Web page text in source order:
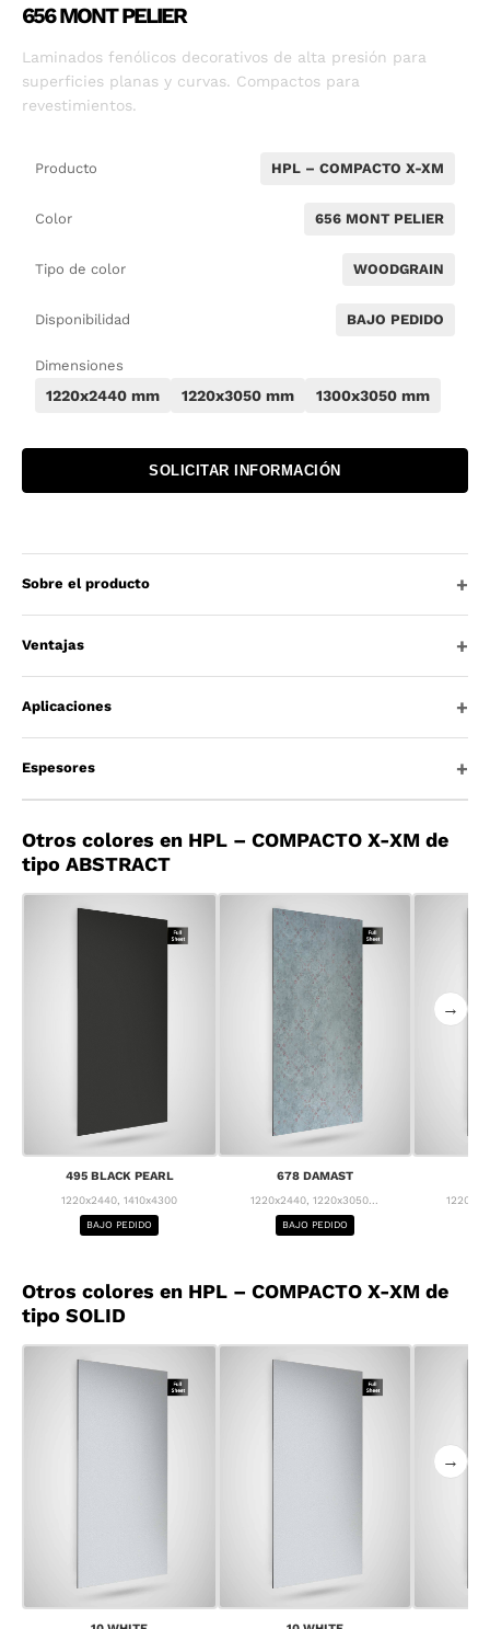
656 MONT PELIER
Laminados fenólicos decorativos de alta presión para
superficies planas y curvas. Compactos para
revestimientos.
Producto HPL – COMPACTO X-XM
Color 656 MONT PELIER
Tipo de color WOODGRAIN
Disponibilidad BAJO PEDIDO
Dimensiones
1220x2440 mm 1220x3050 mm 1300x3050 mm
SOLICITAR INFORMACIÓN
Sobre el producto
Ventajas
Aplicaciones
Espesores
Otros colores en HPL – COMPACTO X-XM de
tipo ABSTRACT
495 BLACK PEARL
1220x2440, 1410x4300
BAJO PEDIDO
678 DAMAST
1220x2440, 1220x3050...
BAJO PEDIDO
→
Otros colores en HPL – COMPACTO X-XM de
tipo SOLID
→